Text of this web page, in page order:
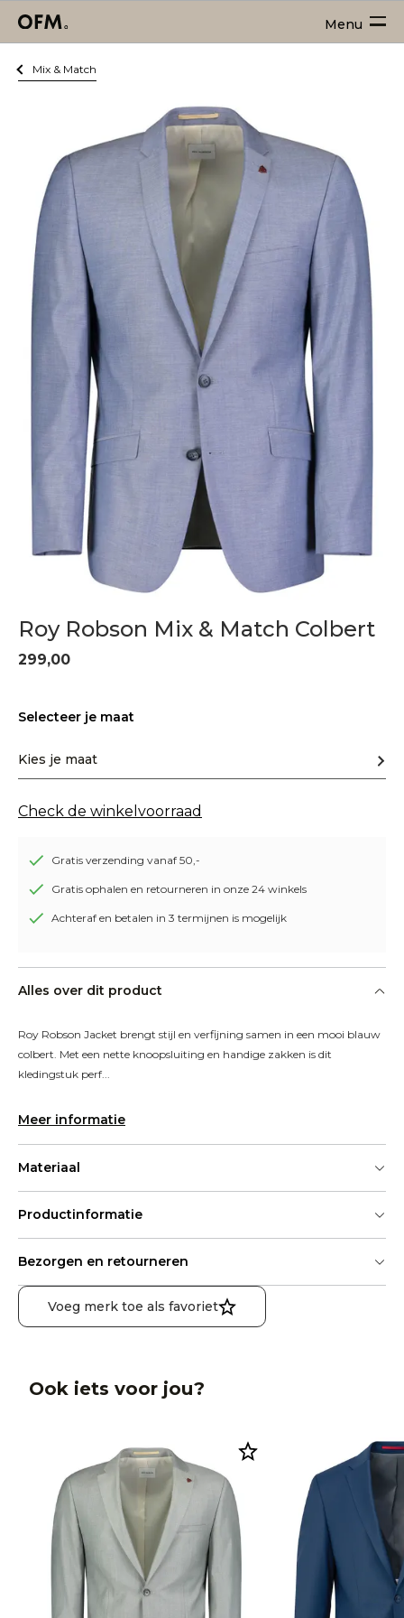
Menu
Mix & Match
Roy Robson Mix & Match Colbert
299,00
Selecteer je maat
Kies je maat
Check de winkelvoorraad
Gratis verzending vanaf 50,-
Gratis ophalen en retourneren in onze 24 winkels
Achteraf en betalen in 3 termijnen is mogelijk
Alles over dit product
Roy Robson Jacket brengt stijl en verfijning samen in een mooi blauw
colbert. Met een nette knoopsluiting en handige zakken is dit
kledingstuk perf...
Meer informatie
Materiaal
Productinformatie
Bezorgen en retourneren
Voeg merk toe als favoriet
Ook iets voor jou?